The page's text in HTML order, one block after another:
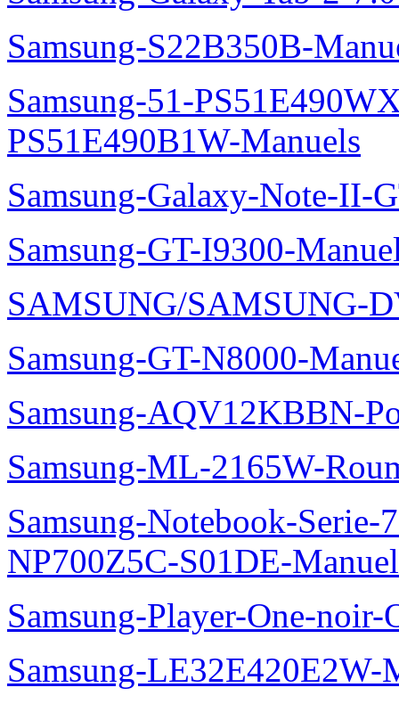
Samsung-S22B350B-
Samsung-51-
PS51E490B1W-Manuels
Samsung-Galaxy-Note-II-
Samsung-GT-I9300-
SAMSUNG/SAMSUNG-
Samsung-GT-N8000-
Samsung-AQV12KBBN-
Samsung-ML-2165W-
Samsung-Notebook-
NP700Z5C-S01DE-
Samsung-Player-One-
Samsung-LE32E420E2W-